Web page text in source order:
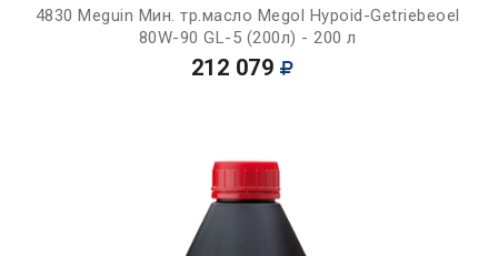
4830 Meguin Мин. тр.масло Megol Hypoid-Getriebeoel
80W-90 GL-5 (200л) - 200 л
212 079